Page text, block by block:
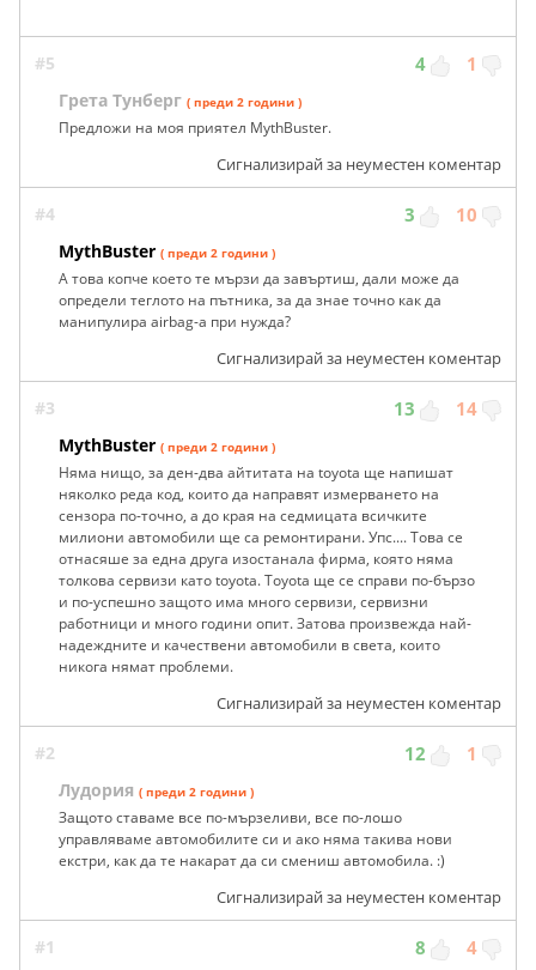
#5 4 1
Грета Тунберг ( преди 2 години )
Предложи на моя приятел MythBuster.
Сигнализирай за неуместен коментар
#4 3 10
MythBuster ( преди 2 години )
А това копче което те мързи да завъртиш, дали може да
определи теглото на пътника, за да знае точно как да
манипулира airbag-а при нужда?
Сигнализирай за неуместен коментар
#3 13 14
MythBuster ( преди 2 години )
Няма нищо, за ден-два айтитата на toyota ще напишат
няколко реда код, които да направят измерването на
сензора по-точно, а до края на седмицата всичките
милиони автомобили ще са ремонтирани. Упс.... Това се
отнасяше за една друга изостанала фирма, която няма
толкова сервизи като toyota. Toyota ще се справи по-бързо
и по-успешно защото има много сервизи, сервизни
работници и много години опит. Затова произвежда най-
надеждните и качествени автомобили в света, които
никога нямат проблеми.
Сигнализирай за неуместен коментар
#2 12 1
Лудория ( преди 2 години )
Защото ставаме все по-мързеливи, все по-лошо
управляваме автомобилите си и ако няма такива нови
екстри, как да те накарат да си смениш автомобила. :)
Сигнализирай за неуместен коментар
#1 8 4